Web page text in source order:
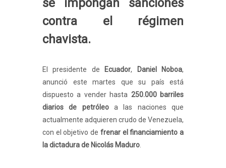
se impongan sanciones
contra el régimen
chavista.
El presidente de Ecuador, Daniel Noboa,
anunció este martes que su país está
dispuesto a vender hasta 250.000 barriles
diarios de petróleo
a las naciones que
actualmente adquieren crudo de Venezuela,
con el objetivo de frenar el financiamiento a
la dictadura de Nicolás Maduro.